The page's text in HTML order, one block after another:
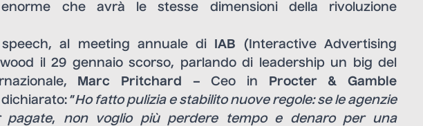
enorme che avrà le stesse dimensioni della rivoluzione
al meeting annuale di
IAB (Interactive Advertising
il 29 gennaio scorso, parlando di leadership un big del
Marc Pritchard –Ceo in
Procter & Gamble
dichiarato: “Ho fatto pulizia e stabilito nuove regole: se le agenzie
pagate, non
voglio più perdere tempo e denaro per una